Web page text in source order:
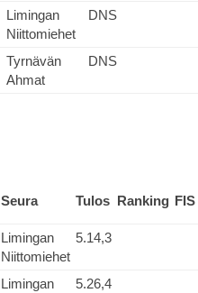
Limingan
Niittomiehet
DNS
Tyrnävän
Ahmat
DNS
Seura Tulos Ranking FIS
Limingan
Niittomiehet
5.14,3
Limingan 5.26,4